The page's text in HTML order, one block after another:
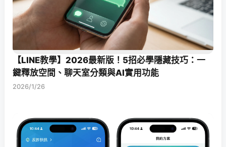
【LINE教學】2026最新版！5招必學隱藏技巧：一
鍵釋放空間、聊天室分類與AI實用功能
2026/1/26